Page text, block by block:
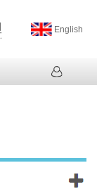
English